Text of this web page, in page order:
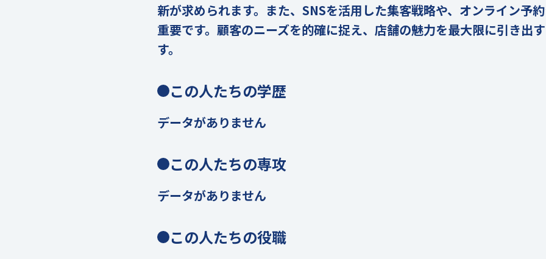
新が求められます。また、SNSを活用した集客戦略や、オンライン予
重要です。顧客のニーズを的確に捉え、店舗の魅力を最大限に引き出
す。
この人たちの学歴
データがありません
この人たちの専攻
データがありません
この人たちの役職